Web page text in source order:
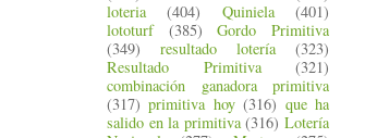
loteria
(404) Quiniela
(401)
lototurf
(385)
Gordo Primitiva
(349)
resultado lotería
(323)
Resultado Primitiva
(321)
combinación ganadora primitiva
(317) primitiva hoy (316) que ha
salido en la primitiva (316) Lotería